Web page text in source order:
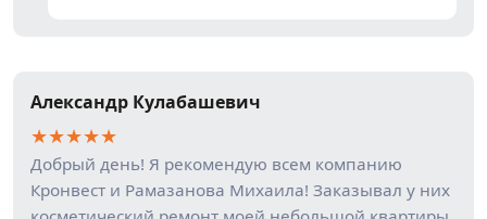
Александр Кулабашевич
★★★★★
Добрый день! Я рекомендую всем компанию
Кронвест и Рамазанова Михаила! Заказывал у них